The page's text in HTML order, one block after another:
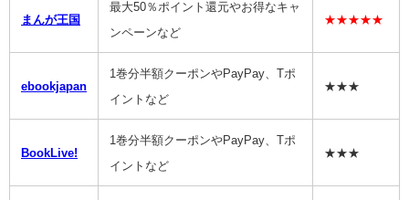
まんが王国
最大50％ポイント還元やお得なキャ
ンペーンなど
★★★★★
ebookjapan
1巻分半額クーポンやPayPay、Tポ
イントなど
★★★
BookLive!
1巻分半額クーポンやPayPay、Tポ
イントなど
★★★